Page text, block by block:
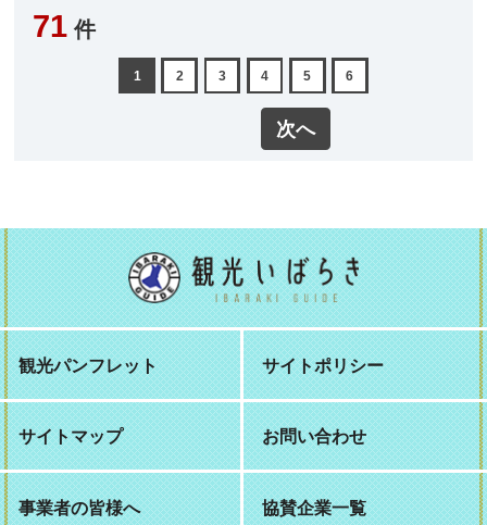
71 件
1 2 3 4 5 6
次へ
観光パンフレット サイトポリシー
サイトマップ お問い合わせ
事業者の皆様へ 協賛企業一覧